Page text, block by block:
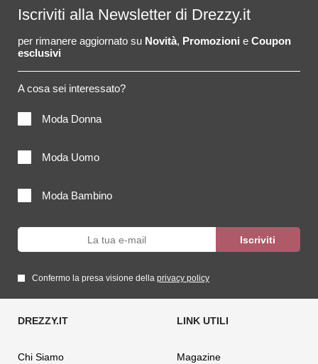
Iscriviti alla Newsletter di Drezzy.it
per rimanere aggiornato su Novità, Promozioni e Coupon
esclusivi
A cosa sei interessato?
Moda Donna
Moda Uomo
Moda Bambino
Confermo la presa visione della privacy policy
Chi Siamo Magazine